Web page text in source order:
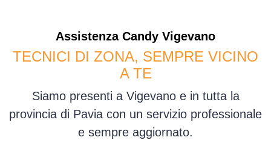
Assistenza Candy Vigevano
TECNICI DI ZONA, SEMPRE VICINO
A TE
Siamo presenti a Vigevano e in tutta la
provincia di Pavia con un servizio professionale
e sempre aggiornato.